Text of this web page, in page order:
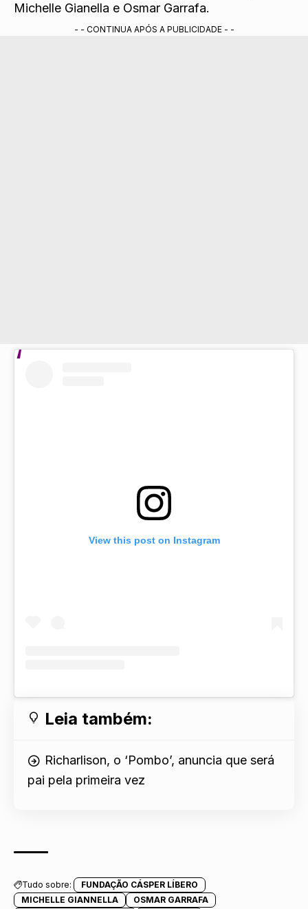
Michelle Gianella e Osmar Garrafa.
- - CONTINUA APÓS A PUBLICIDADE - -
View this post on Instagram
Leia também:
Richarlison, o ‘Pombo’, anuncia que será
pai pela primeira vez
Tudo sobre:
FUNDAÇÃO CÁSPER LÍBERO
MICHELLE GIANNELLA
OSMAR GARRAFA